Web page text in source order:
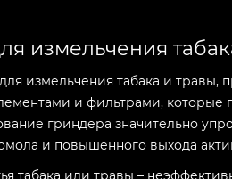
измельчения
измельчения табака и травы,
и фильтрами, которые
гриндера значительно
и повышенного выхода